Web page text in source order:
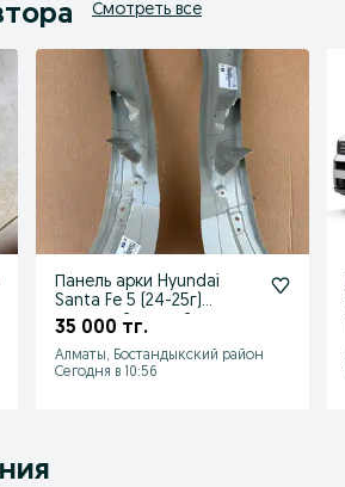
Смотреть все
Панель арки Hyundai
Santa Fe 5 (24-25г)
передний правый
35 000 тг.
Алматы, Бостандыкский район
Сегодня в 10:56